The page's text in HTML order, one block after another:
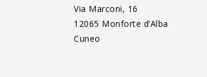
Via Marconi, 16
12065 Monforte d’Alba
Cuneo